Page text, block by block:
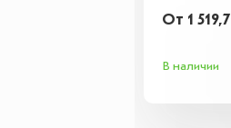
От 1
В наличии